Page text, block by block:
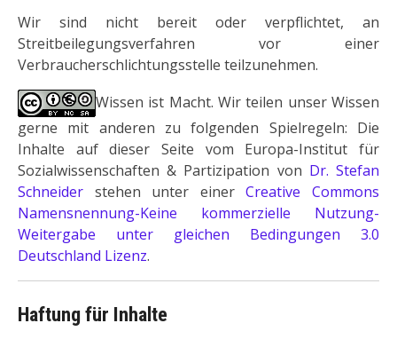
Wir sind nicht bereit oder verpflichtet, an
Streitbeilegungsverfahren vor einer
Verbraucherschlichtungsstelle teilzunehmen.
Wissen ist Macht. Wir teilen unser Wissen
gerne mit anderen zu folgenden Spielregeln: Die
Inhalte auf dieser Seite vom Europa-Institut für
Sozialwissenschaften & Partizipation von Dr. Stefan
Schneider stehen unter einerCreative Commons
Namensnennung-Keine kommerzielle Nutzung-
Weitergabe unter gleichen Bedingungen 3.0
Deutschland Lizenz.
Haftung für Inhalte